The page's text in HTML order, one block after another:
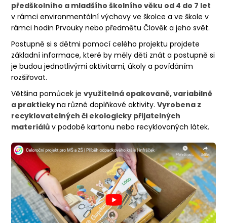
předškolního a mladšího školního věku od 4 do 7 let
v rámci environmentální výchovy ve školce a ve škole v
rámci hodin Prvouky nebo předmětu Člověk a jeho svět.
Postupně si s dětmi pomocí celého projektu projdete
základní informace, které by měly děti znát a postupně si
je budou jednotlivými aktivitami, úkoly a povídáním
rozšiřovat.
Většina pomůcek jevyužitelná opakovaně, variabilně
a praktickyna různé doplňkové aktivity.Vyrobena z
recyklovatelných či ekologicky přijatelných
materiálů v podobě kartonu nebo recyklovaných látek.